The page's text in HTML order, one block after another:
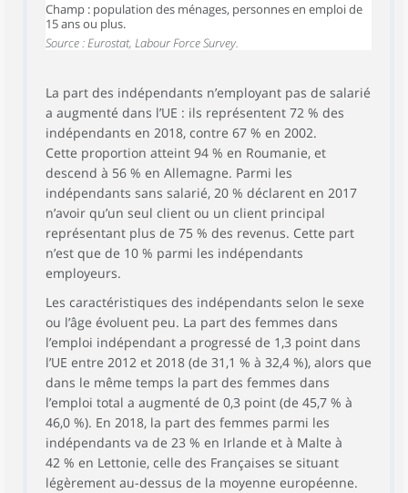
Champ : population des ménages, personnes en emploi de
15 ans ou plus.
Source : Eurostat, Labour Force Survey.
La part des indépendants n’employant pas de salarié
a augmenté dans l’UE : ils représentent 72 % des
indépendants en 2018, contre 67 % en 2002.
Cette proportion atteint 94 % en Roumanie, et
descend à 56 % en Allemagne. Parmi les
indépendants sans salarié, 20 % déclarent en 2017
n’avoir qu’un seul client ou un client principal
représentant plus de 75 % des revenus. Cette part
n’est que de 10 % parmi les indépendants
employeurs.
Les caractéristiques des indépendants selon le sexe
ou l’âge évoluent peu. La part des femmes dans
l’emploi indépendant a progressé de 1,3 point dans
l’UE entre 2012 et 2018 (de 31,1 % à 32,4 %), alors que
dans le même temps la part des femmes dans
l’emploi total a augmenté de 0,3 point (de 45,7 % à
46,0 %). En 2018, la part des femmes parmi les
indépendants va de 23 % en Irlande et à Malte à
42 % en Lettonie, celle des Françaises se situant
légèrement au-dessus de la moyenne européenne.